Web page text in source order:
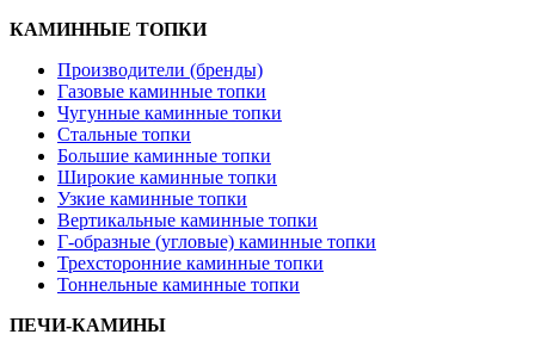
КАМИННЫЕ ТОПКИ
Производители (бренды)
Газовые каминные топки
Чугунные каминные топки
Стальные топки
Большие каминные топки
Широкие каминные топки
Узкие каминные топки
Вертикальные каминные топки
Г-образные (угловые) каминные топки
Трехсторонние каминные топки
Тоннельные каминные топки
ПЕЧИ-КАМИНЫ